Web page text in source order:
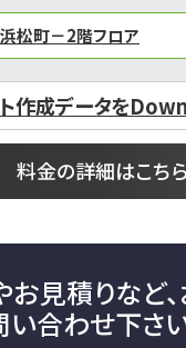
松町－2階フロア
作成データを
料金の詳細はこちら
見積りなど、
い合わせ下さい